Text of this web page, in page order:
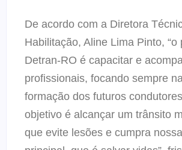
De acordo com a Diretora
Habilitação, Aline Lima Pinto, “o
Detran-RO é capacitar e
profissionais, focando sempre
formação dos futuros
objetivo é alcançar um trânsito
que evite lesões e cumpra